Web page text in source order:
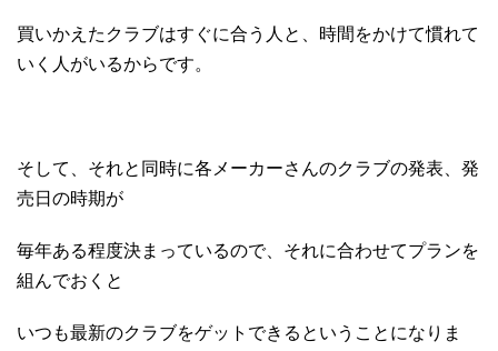
買いかえたクラブはすぐに合う人と、時間をかけて慣れて
いく人がいるからです。
そして、それと同時に各メーカーさんのクラブの発表、発
売日の時期が
毎年ある程度決まっているので、それに合わせてプランを
組んでおくと
いつも最新のクラブをゲットできるということになりま